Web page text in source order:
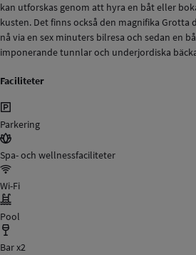
kan utforskas genom att hyra en båt eller
kusten. Det finns också den magnifika Grotta
nå via en sex minuters bilresa och sedan en
imponerande tunnlar och underjordiska
Faciliteter
Parkering
Spa- och wellnessfaciliteter
Wi-Fi
Pool
Bar x2